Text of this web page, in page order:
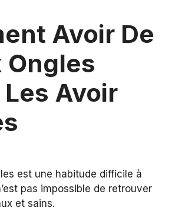
Avoir De
Ongles
Avoir
est une habitude difficile à
pas impossible de retrouver
et sains.